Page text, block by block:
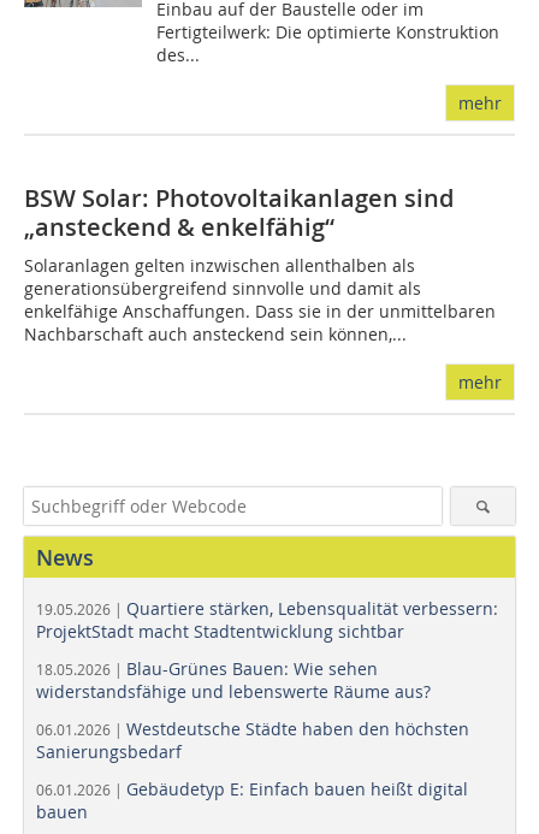
Einbau auf der Baustelle oder im
Fertigteilwerk: Die optimierte Konstruktion
des...
mehr
BSW Solar: Photovoltaikanlagen sind
„ansteckend & enkelfähig“
Solaranlagen gelten inzwischen allenthalben als
generationsübergreifend sinnvolle und damit als
enkelfähige Anschaffungen. Dass sie in der unmittelbaren
Nachbarschaft auch ansteckend sein können,...
mehr
News
19.05.2026 | Quartiere stärken, Lebensqualität verbessern:
ProjektStadt macht Stadtentwicklung sichtbar
18.05.2026 | Blau-Grünes Bauen: Wie sehen
widerstandsfähige und lebenswerte Räume aus?
06.01.2026 | Westdeutsche Städte haben den höchsten
Sanierungsbedarf
06.01.2026 | Gebäudetyp E: Einfach bauen heißt digital
bauen